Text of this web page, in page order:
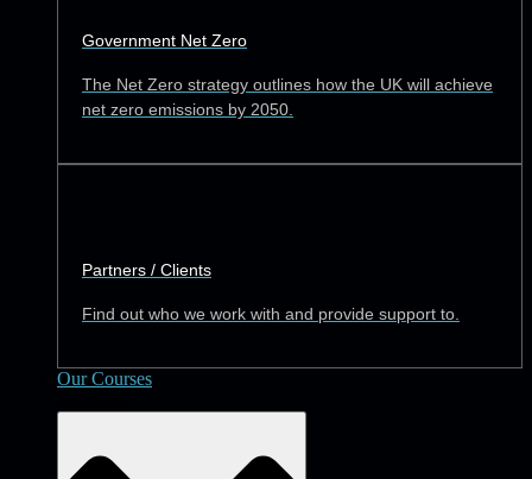
Government Net Zero
The Net Zero strategy outlines how the UK will achieve
net zero emissions by 2050.
Partners / Clients
Find out who we work with and provide support to.
Our Courses